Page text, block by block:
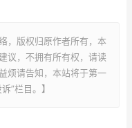
，版权归原作者所有，本
议，不拥有所有权，请读
烦请告知，本站将于第一
”栏目。】